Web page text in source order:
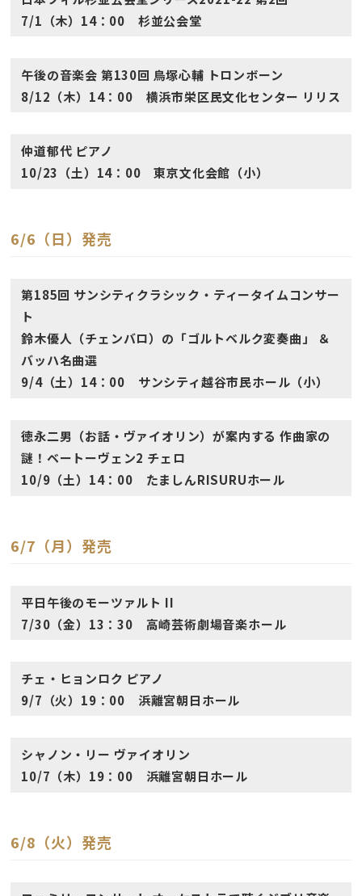
7/1（木）14：00 杉並公会堂
午後の音楽会 第130回 鳥塚心輔 トロンボーン
8/12（木）14：00 横浜市栄区民文化センター リリス
仲道郁代 ピアノ
10/23（土）14：00 東京文化会館（小）
6/6（日）発売
第185回 サンシティクラシック・ティータイムコンサー
ト
鈴木優人（チェンバロ）の「ゴルトベルク変奏曲」 ＆
バッハ名曲選
9/4（土）14：00 サンシティ越谷市民ホール（小）
徳永二男（お話・ヴァイオリン）が案内する 作曲家の
謎！ベートーヴェン2 チェロ
10/9（土）14：00 たましんRISURUホール
6/7（月）発売
平日午後のモーツァルト II
7/30（金）13：30 高崎芸術劇場音楽ホール
チェ・ヒョンロク ピアノ
9/7（火）19：00 浜離宮朝日ホール
シャノン・リー ヴァイオリン
10/7（木）19：00 浜離宮朝日ホール
6/8（火）発売